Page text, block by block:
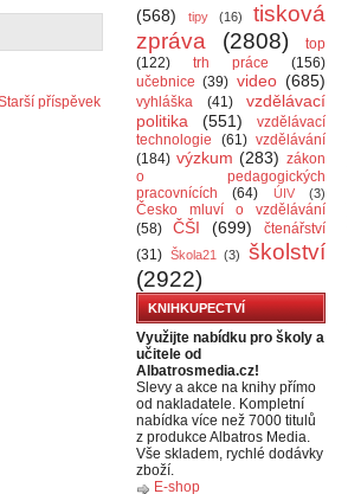
příspěvek
(568)
tipy (16)
tisková
zpráva
(2808)
top
(122)
trh práce
(156)
učebnice (39) video (685)
vyhláška (41)
vzdělávací
politika
(551)
vzdělávací
technologie
(61) vzdělávání
(184) výzkum (283) zákon
o pedagogických
pracovnících
(64) ÚIV (3)
Česko mluví o vzdělávání
(58)
ČŠI (699)
čtenářství
(31) Škola21 (3)
školství
(2922)
KNIHKUPECTVÍ
Využijte nabídku pro školy a
učitele od
Albatrosmedia.cz!
Slevy a akce na knihy přímo
od nakladatele. Kompletní
nabídka více než 7000 titulů
z produkce Albatros Media.
Vše skladem, rychlé dodávky
zboží.
E-shop